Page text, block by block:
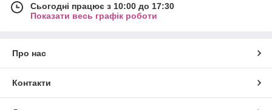
Сьогодні працює з 10:00 до 17:30
Показати весь графік роботи
Про нас
Контакти